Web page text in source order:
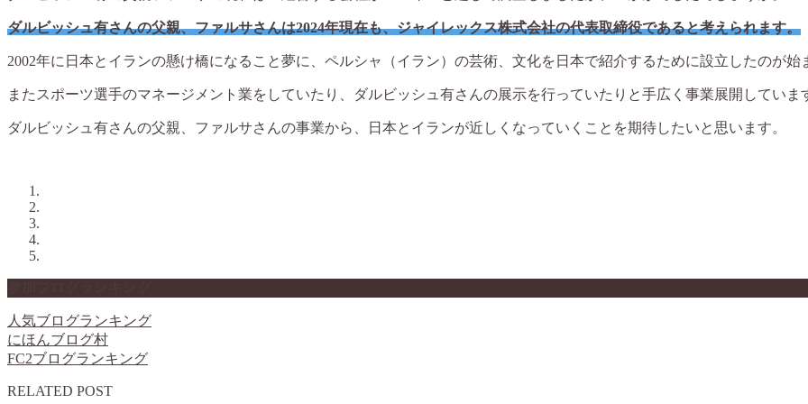
ダルビッシュ有さんの父親、ファルサさんは2024年現在も、ジャイレックス株式会社の代表取締役であると考えられます。
2002年に日本とイランの懸け橋になること夢に、ペルシャ（イラン）の芸術、文化を日本で紹介するために設立したのが始
またスポーツ選手のマネージメント業をしていたり、ダルビッシュ有さんの展示を行っていたりと手広く事業展開していま
ダルビッシュ有さんの父親、ファルサさんの事業から、日本とイランが近しくなっていくことを期待したいと思います。
人気ブログランキング
にほんブログ村
FC2ブログランキング
RELATED POST